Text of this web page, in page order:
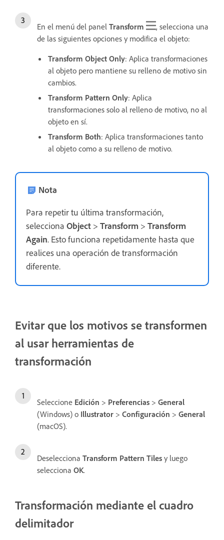
En el menú del panel Transform
, selecciona una
de las siguientes opciones y modifica el objeto:
Transform Object Only: Aplica transformaciones
al objeto pero mantiene su relleno de motivo sin
cambios.
Transform Pattern Only: Aplica
transformaciones solo al relleno de motivo, no al
objeto en sí.
Transform Both: Aplica transformaciones tanto
al objeto como a su relleno de motivo.
Nota
Para repetir tu última transformación,
selecciona Object > Transform > Transform
Again. Esto funciona repetidamente hasta que
realices una operación de transformación
diferente.
Evitar que los motivos se transformen
al usar herramientas de
transformación
Seleccione Edición > Preferencias > General
(Windows) o Illustrator > Configuración > General
(macOS).
Deselecciona Transform Pattern Tiles y luego
selecciona OK.
Transformación mediante el cuadro
delimitador